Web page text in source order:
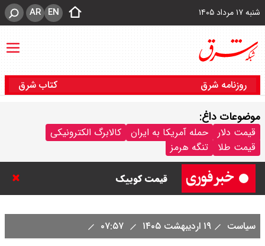
شنبه ۱۷ مرداد ۱۴۰۵ EN
AR
روزنامه شرق کتاب شرق
موضوعات داغ:
قیمت دلار حمله آمریکا به ایران
کالابرگ الکترونیکی
قیمت طلا
تنگه هرمز
قیمت خودرو امروز شنبه ۱۷ مرداد
قیمت کوییک
مرداد ۱۴۰۵ / قیمت اطلس چند؟ +
سیاست ۱۹ اردیبهشت ۱۴۰۵